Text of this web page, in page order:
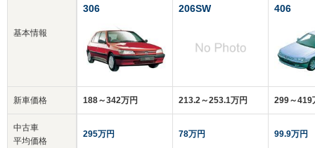
基本情報
新車価格
中古車
平均価格
306
188～342万円
295万円
206SW
213.2～253.1万円
78万円
406
299～419
99.9万円